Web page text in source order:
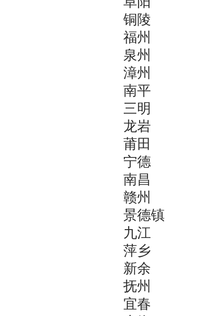
铜陵
福州
泉州
漳州
南平
三明
龙岩
莆田
宁德
南昌
赣州
景德镇
九江
萍乡
新余
抚州
宜春